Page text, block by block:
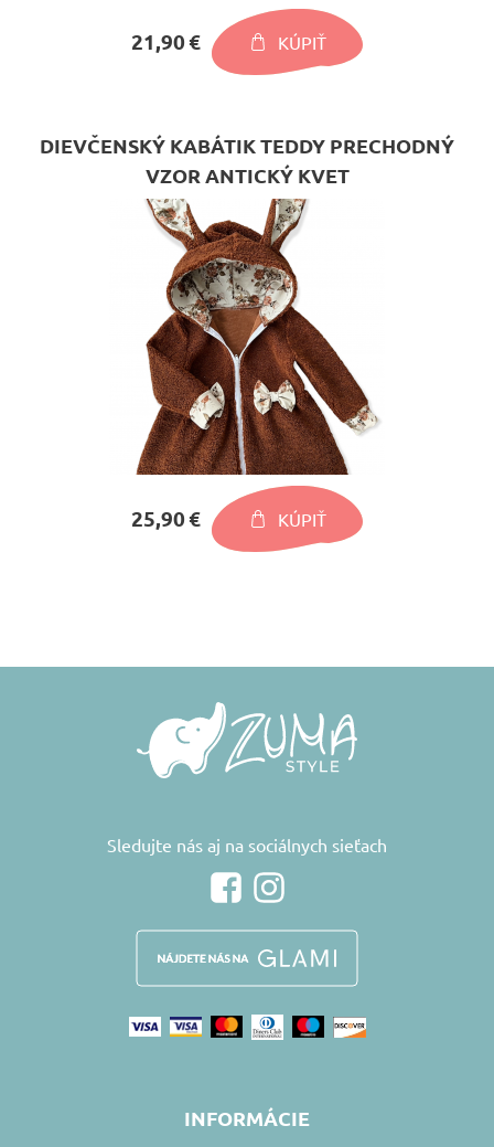
21,90 € KÚPIŤ
DIEVČENSKÝ KABÁTIK TEDDY PRECHODNÝ
VZOR ANTICKÝ KVET
25,90 € KÚPIŤ
Sledujte nás aj na sociálnych sieťach
INFORMÁCIE